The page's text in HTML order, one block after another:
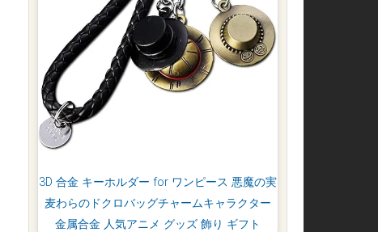
3D 合金 キーホルダー for ワンピース 悪魔の実
麦わらのドクロバッグチャームキャラクター
金属合金 人気アニメ グッズ 飾り ギフト